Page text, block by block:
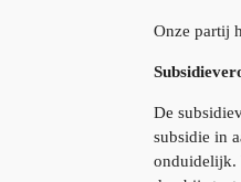
Onze partij
De
subsidie in
onduidelijk.